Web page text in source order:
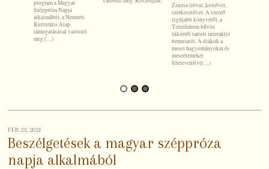
program a Magyar
Széppróza Napja
alkalmából, a Nemzeti
Kulturális Alap
támogatásával valósult
meg.(…)
Zsuzsa íróval, költővel,
szerkesztővel. A szerző
legújabb könyvéről, a
Tizenhárom bűvös
tükörről tartott interaktív
bemutatót. A diákok a
mesei hagyományokat és
meseelemeket
felelevenítve(…)
FEB 23, 2021
Beszélgetések a magyar széppróza
napja alkalmából